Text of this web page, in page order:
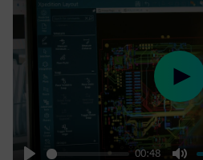
00:48
Play